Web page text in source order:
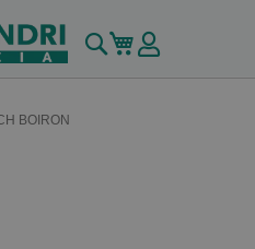
Buscar
Mi carrito
BOIRON